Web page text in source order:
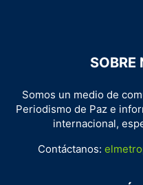
SOBRE
Somos un medio de
Periodismo de Paz e
internacional,
Contáctanos: